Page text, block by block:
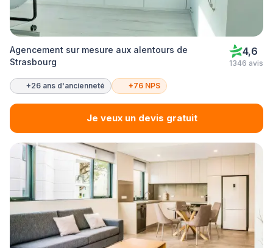
Agencement sur mesure aux alentours de
Strasbourg
4,6
1346 avis
+26 ans d'ancienneté +76 NPS
Je veux un devis gratuit